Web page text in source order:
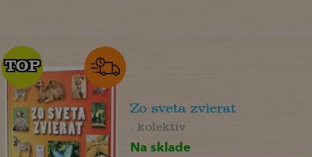
TOP
TOP
Zo sveta zvierat
. kolektív
Na sklade